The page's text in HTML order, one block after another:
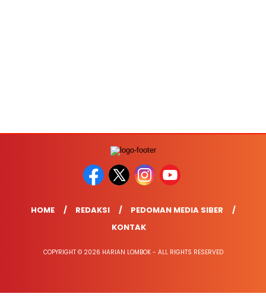
HOME REDAKSI
PEDOMAN MEDIA SIBER
KONTAK
COPYRIGHT © 2026 HARIAN LOMBOK - ALL RIGHTS RESERVED